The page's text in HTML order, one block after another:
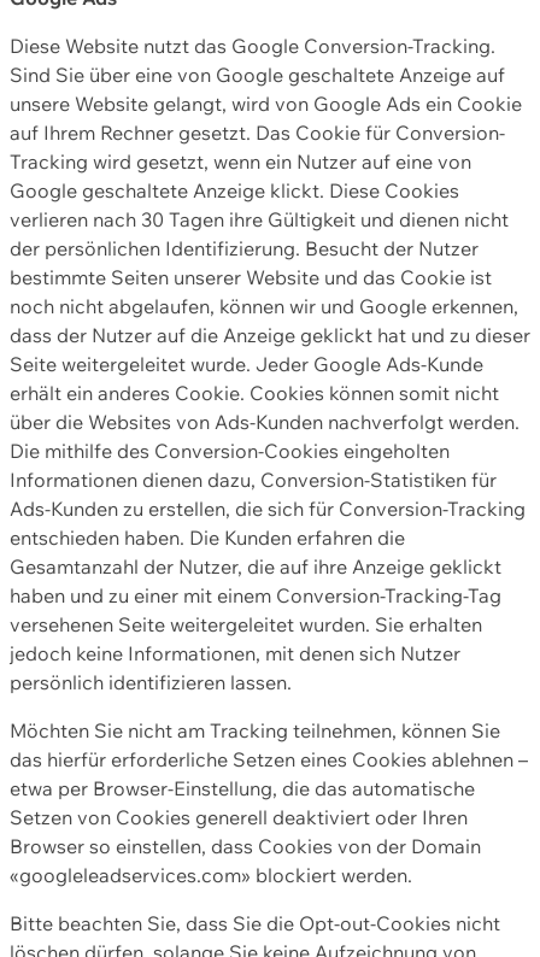
Diese Website nutzt das Google Conversion-Tracking.
Sind Sie über eine von Google geschaltete Anzeige auf
unsere Website gelangt, wird von Google Ads ein Cookie
auf Ihrem Rechner gesetzt. Das Cookie für Conversion-
Tracking wird gesetzt, wenn ein Nutzer auf eine von
Google geschaltete Anzeige klickt. Diese Cookies
verlieren nach 30 Tagen ihre Gültigkeit und dienen nicht
der persönlichen Identifizierung. Besucht der Nutzer
bestimmte Seiten unserer Website und das Cookie ist
noch nicht abgelaufen, können wir und Google erkennen,
dass der Nutzer auf die Anzeige geklickt hat und zu dieser
Seite weitergeleitet wurde. Jeder Google Ads-Kunde
erhält ein anderes Cookie. Cookies können somit nicht
über die Websites von Ads-Kunden nachverfolgt werden.
Die mithilfe des Conversion-Cookies eingeholten
Informationen dienen dazu, Conversion-Statistiken für
Ads-Kunden zu erstellen, die sich für Conversion-Tracking
entschieden haben. Die Kunden erfahren die
Gesamtanzahl der Nutzer, die auf ihre Anzeige geklickt
haben und zu einer mit einem Conversion-Tracking-Tag
versehenen Seite weitergeleitet wurden. Sie erhalten
jedoch keine Informationen, mit denen sich Nutzer
persönlich identifizieren lassen.
Möchten Sie nicht am Tracking teilnehmen, können Sie
das hierfür erforderliche Setzen eines Cookies ablehnen –
etwa per Browser-Einstellung, die das automatische
Setzen von Cookies generell deaktiviert oder Ihren
Browser so einstellen, dass Cookies von der Domain
«googleleadservices.com» blockiert werden.
Bitte beachten Sie, dass Sie die Opt-out-Cookies nicht